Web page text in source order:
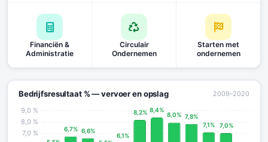
Bedrijfsresultaat % — vervoer en opslag 2009–2020
Financiën &
Administratie
Circulair
Ondernemen
Starten met
ondernemen